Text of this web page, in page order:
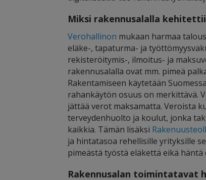
Miksi rakennusalalla
Verohallinon mukaan harmaa
eläke-, tapaturma- ja
rekisteröitymis-, ilmoitus- ja
rakennusalalla ovat mm. pimeä
Rakentamiseen käytetään
rahankäytön osuus on merkittävä.
jättää verot maksamatta. Veroista
terveydenhuolto ja koulut, jonka
kaikkia. Tämän lisäksi
ja hintatasoa rehellisille yrityksille
pimeästä työstä eläkettä eikä
Rakennusalan toimintatavat